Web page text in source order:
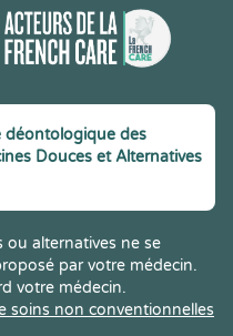
déontologique des
Douces et Alternatives
ou alternatives ne se
par votre médecin.
votre médecin.
soins non conventionnelles